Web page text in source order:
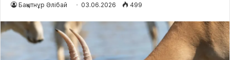
Бақытнұр Әлібай 03.06.2026 499